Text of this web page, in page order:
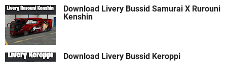
Download Livery Bussid Samurai X Rurouni
Kenshin
Download Livery Bussid Keroppi